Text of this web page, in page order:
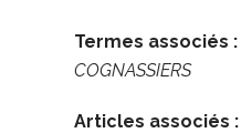
Termes associés :
COGNASSIERS
Articles associés :